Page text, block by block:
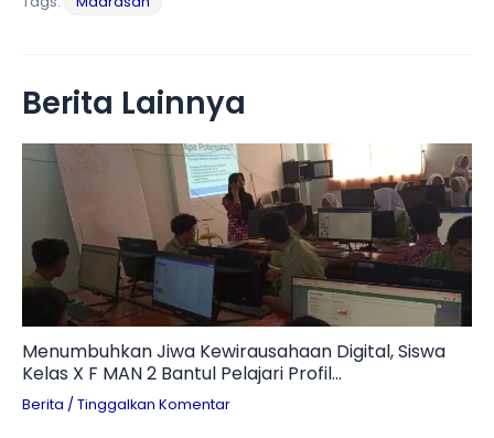
Berita Lainnya
Menumbuhkan Jiwa Kewirausahaan Digital, Siswa
Kelas X F MAN 2 Bantul Pelajari Profil
Technopreneur dan Tantangan Branding UMKM
Berita / Tinggalkan Komentar